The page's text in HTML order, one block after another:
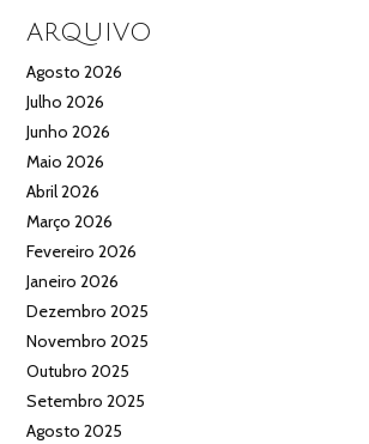
ARQUIVO
Agosto 2026
Julho 2026
Junho 2026
Maio 2026
Abril 2026
Março 2026
Fevereiro 2026
Janeiro 2026
Dezembro 2025
Novembro 2025
Outubro 2025
Setembro 2025
Agosto 2025